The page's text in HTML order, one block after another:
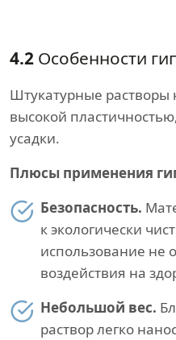
4.2 Особенности
Штукатурные растворы
высокой
усадки.
Плюсы применения
Безопасность.
к экологически
использование не
воздействия на
Небольшой вес.
раствор легко